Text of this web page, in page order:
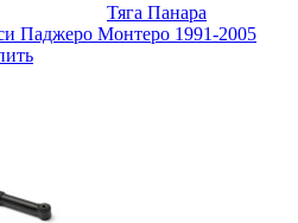
Тяга Панара
Паджеро Монтеро 1991-2005